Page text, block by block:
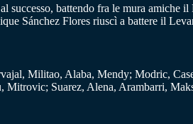
successo, battendo fra le mura
Sánchez Flores riuscì a battere il
Militao, Alaba, Mendy; Modric,
Mitrovic; Suarez, Alena, Arambarri,